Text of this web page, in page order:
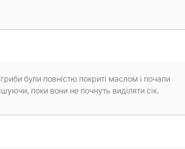
були повністю покриті маслом і почали
поки вони не почнуть виділяти сік.